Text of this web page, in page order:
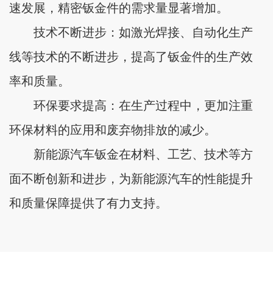
速发展，精密钣金件的需求量显著增加。
技术不断进步：如激光焊接、自动化生产
线等技术的不断进步，提高了钣金件的生产效
率和质量。
环保要求提高：在生产过程中，更加注重
环保材料的应用和废弃物排放的减少。
新能源汽车钣金在材料、工艺、技术等方
面不断创新和进步，为新能源汽车的性能提升
和质量保障提供了有力支持。